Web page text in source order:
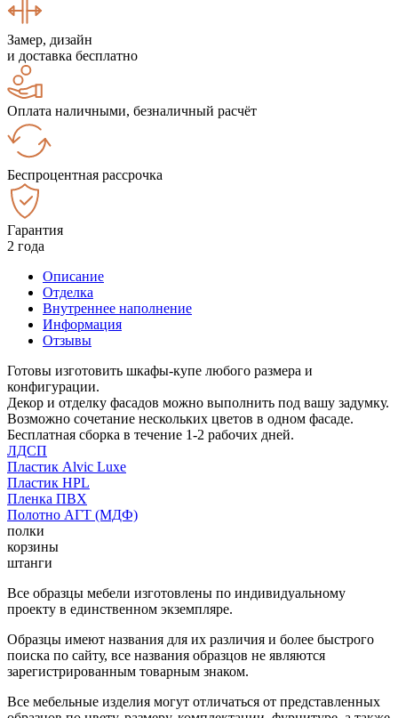
Замер, дизайн
и доставка бесплатно
Оплата наличными, безналичный расчёт
Беспроцентная рассрочка
Гарантия
2 года
Описание
Отделка
Внутреннее наполнение
Информация
Отзывы
Готовы изготовить шкафы-купе любого размера и
конфигурации.
Декор и отделку фасадов можно выполнить под вашу задумку.
Возможно сочетание нескольких цветов в одном фасаде.
Бесплатная сборка в течение 1-2 рабочих дней.
ЛДСП
Пластик Alvic Luxe
Пластик HPL
Пленка ПВХ
Полотно АГТ (МДФ)
полки
корзины
штанги
Все образцы мебели изготовлены по индивидуальному
проекту в единственном экземпляре.
Образцы имеют названия для их различия и более быстрого
поиска по сайту, все названия образцов не являются
зарегистрированным товарным знаком.
Все мебельные изделия могут отличаться от представленных